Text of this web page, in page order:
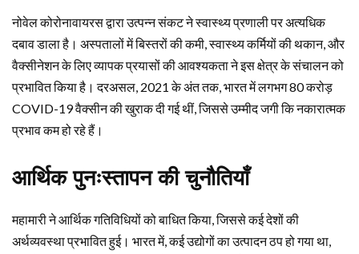
नोवेल कोरोनावायरस द्वारा उत्पन्न संकट ने स्वास्थ्य प्रणाली पर अत्यधिक
दबाव डाला है। अस्पतालों में बिस्तरों की कमी, स्वास्थ्य कर्मियों की थकान, और
वैक्सीनेशन के लिए व्यापक प्रयासों की आवश्यकता ने इस क्षेत्र के संचालन को
प्रभावित किया है। दरअसल, 2021 के अंत तक, भारत में लगभग 80 करोड़
COVID-19 वैक्सीन की खुराक दी गई थीं, जिससे उम्मीद जगी कि नकारात्मक
प्रभाव कम हो रहे हैं।
आर्थिक पुनःस्तापन की चुनौतियाँ
महामारी ने आर्थिक गतिविधियों को बाधित किया, जिससे कई देशों की
अर्थव्यवस्था प्रभावित हुई। भारत में, कई उद्योगों का उत्पादन ठप हो गया था,